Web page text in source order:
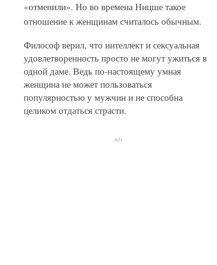
«отменили». Но во времена Ницше такое
отношение к женщинам считалось обычным.
Философ верил, что интеллект и сексуальная
удовлетворенность просто не могут ужиться в
одной даме. Ведь по-настоящему умная
женщина не может пользоваться
популярностью у мужчин и не способна
целиком отдаться страсти.
Ads